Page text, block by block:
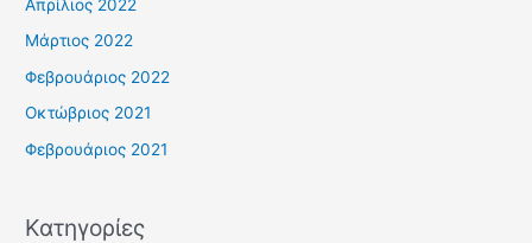
Απρίλιος 2022
Μάρτιος 2022
Φεβρουάριος 2022
Οκτώβριος 2021
Φεβρουάριος 2021
Kατηγορίες